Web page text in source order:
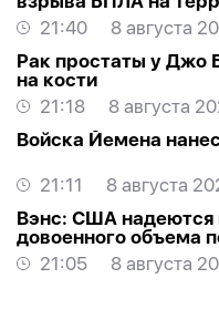
21:40
8 августа
Рак простаты у Джо
на кости
21:18
8 августа
Войска Йемена
21:11
8 августа
Вэнс: США надеются
довоенного объема
Ормуз
21:05 8 августа